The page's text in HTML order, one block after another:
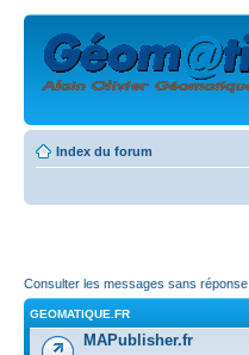
Index du forum
Consulter les messages sans réponse
GEOMATIQUE.FR
MAPublisher.fr